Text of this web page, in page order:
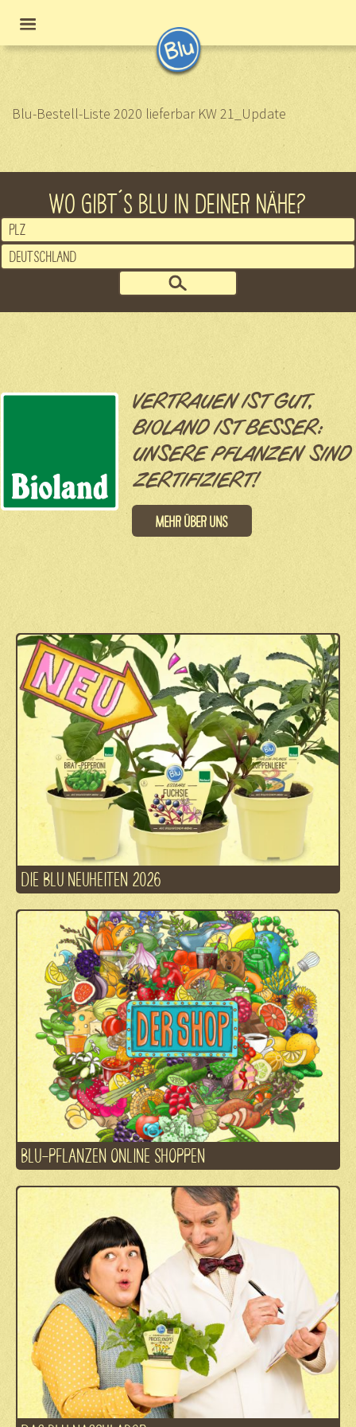
Blu-Bestell-Liste 2020 lieferbar KW 21_Update
WO GIBT´S BLU IN DEINER NÄHE?
VERTRAUEN IST GUT,
BIOLAND IST BESSER:
UNSERE PFLANZEN SIND
ZERTIFIZIERT!
Mehr über uns
DIE BLU NEUHEITEN 2026
BLU-PFLANZEN ONLINE SHOPPEN